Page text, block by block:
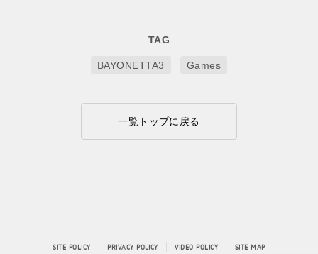
TAG
BAYONETTA3 Games
一覧トップに戻る
SITE POLICY PRIVACY POLICY VIDEO POLICY SITE MAP